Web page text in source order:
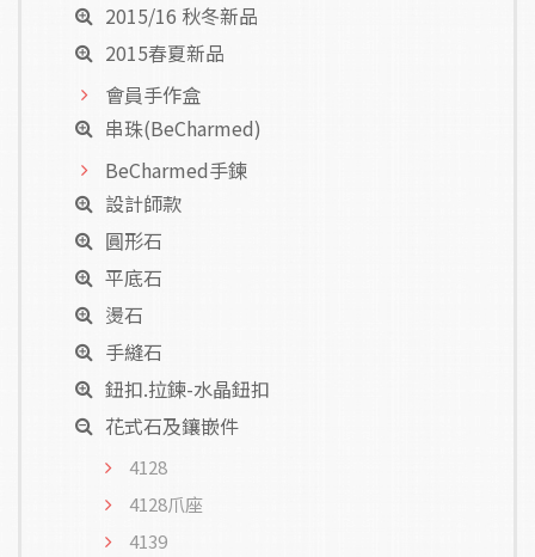
2015/16 秋冬新品
2015春夏新品
會員手作盒
串珠(BeCharmed)
BeCharmed手鍊
設計師款
圓形石
平底石
燙石
手縫石
鈕扣.拉鍊-水晶鈕扣
花式石及鑲嵌件
4128
4128爪座
4139